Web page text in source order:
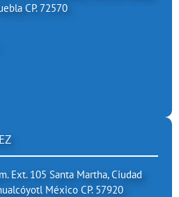
CP. 72570
Ext. 105 Santa Martha, Ciudad
México CP. 57920